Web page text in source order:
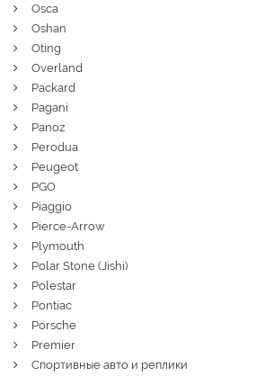
Osca
Oshan
Oting
Overland
Packard
Pagani
Panoz
Perodua
Peugeot
PGO
Piaggio
Pierce-Arrow
Plymouth
Polar Stone (Jishi)
Polestar
Pontiac
Porsche
Premier
Спортивные авто и реплики